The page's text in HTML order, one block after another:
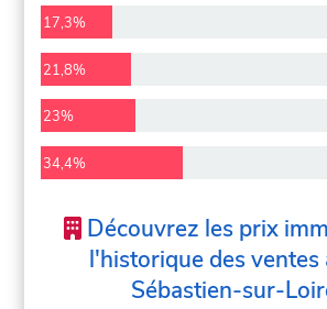
17,3%
21,8%
23%
34,4%
Découvrez les prix
l'historique des ventes
Sébastien-sur-